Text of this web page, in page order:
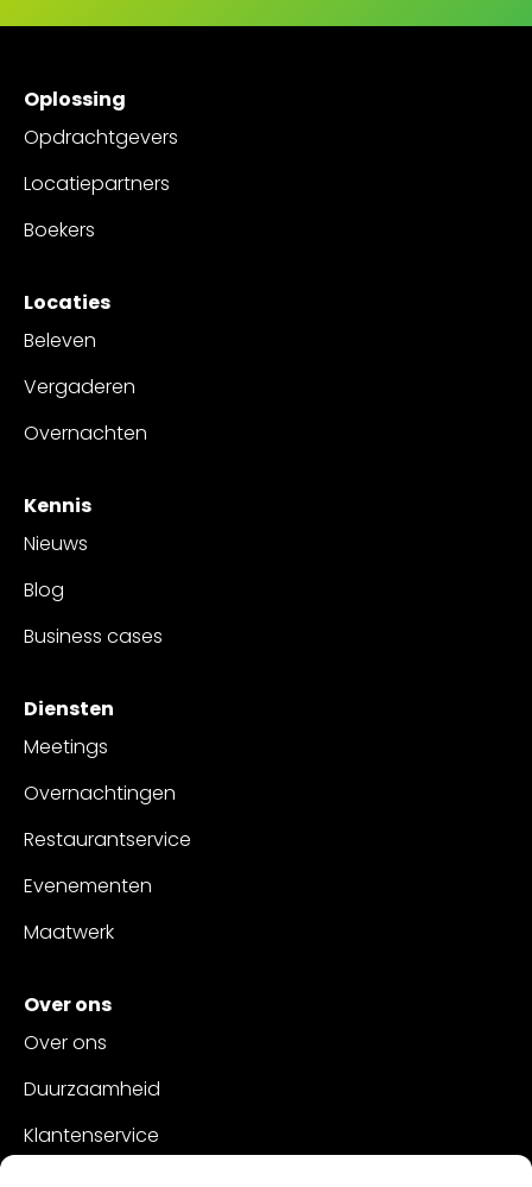
Oplossing
Opdrachtgevers
Locatiepartners
Boekers
Locaties
Beleven
Vergaderen
Overnachten
Kennis
Nieuws
Blog
Business cases
Diensten
Meetings
Overnachtingen
Restaurantservice
Evenementen
Maatwerk
Over ons
Over ons
Duurzaamheid
Klantenservice